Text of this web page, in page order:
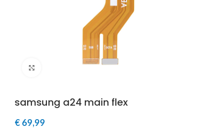
samsung a24 main flex
€ 69,99